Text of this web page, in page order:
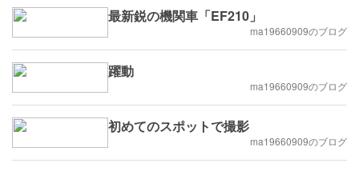
最新鋭の機関車「EF210」
ma19660909のブログ
躍動
ma19660909のブログ
初めてのスポットで撮影
ma19660909のブログ